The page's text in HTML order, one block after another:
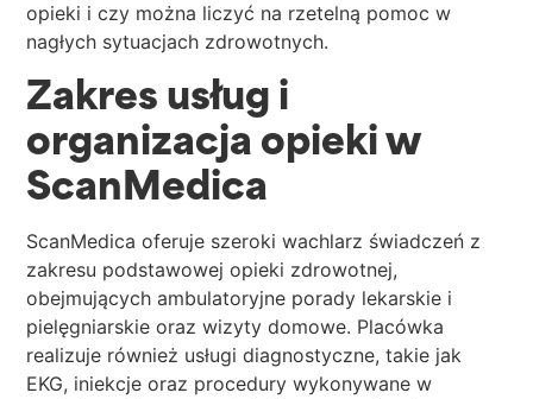
opieki i czy można liczyć na rzetelną pomoc w
nagłych sytuacjach zdrowotnych.
Zakres usług i
organizacja opieki w
ScanMedica
ScanMedica oferuje szeroki wachlarz świadczeń z
zakresu podstawowej opieki zdrowotnej,
obejmujących ambulatoryjne porady lekarskie i
pielęgniarskie oraz wizyty domowe. Placówka
realizuje również usługi diagnostyczne, takie jak
EKG, iniekcje oraz procedury wykonywane w